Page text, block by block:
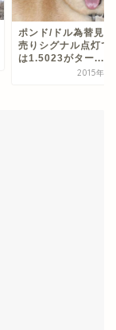
ポンド/ドル為替見通
売りシグナル点灯で
は1.5023がター...
2015年11